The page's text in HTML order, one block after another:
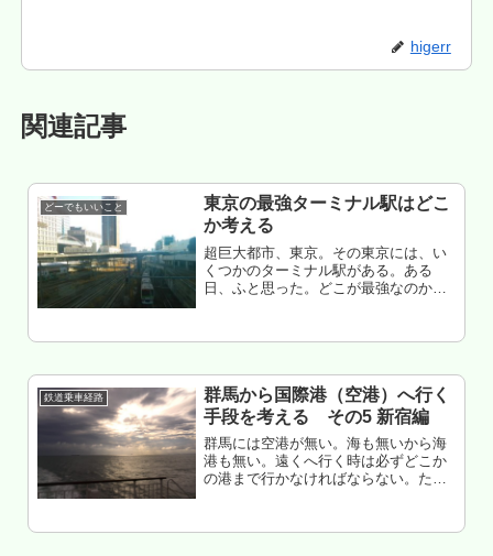
higerr
関連記事
どーでもいいこと
東京の最強ターミナル駅はどこ
か考える
超巨大都市、東京。その東京には、い
くつかのターミナル駅がある。ある
日、ふと思った。どこが最強なのか？
鉄道乗車経路
群馬から国際港（空港）へ行く
手段を考える その5 新宿編
群馬には空港が無い。海も無いから海
港も無い。遠くへ行く時は必ずどこか
の港まで行かなければならない。ただ
る。ということで、旅行経路検討シリ